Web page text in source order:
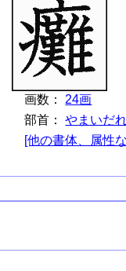
画数： 24画
部首：やまいだ
[他の書体、属性